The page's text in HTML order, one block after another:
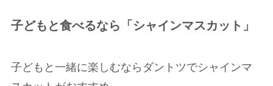
子どもと食べるなら「シャインマスカット」
子どもと一緒に楽しむならダントツでシャインマ